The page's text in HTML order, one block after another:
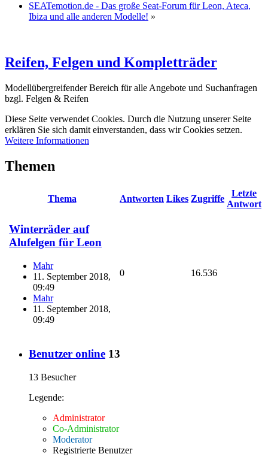
SEATemotion.de - Das große Seat-Forum für Leon, Ateca,
Ibiza und alle anderen Modelle! »
Reifen, Felgen und Kompletträder
Modellübergreifender Bereich für alle Angebote und Suchanfragen
bzgl. Felgen & Reifen
Diese Seite verwendet Cookies. Durch die Nutzung unserer Seite
erklären Sie sich damit einverstanden, dass wir Cookies setzen.
Weitere Informationen
Themen
Thema Antworten Likes Zugriffe
Letzte
Antwort
Winterräder auf
Alufelgen für Leon
Mahr
11. September 2018,
09:49
Mahr
11. September 2018,
09:49
0 16.536
Benutzer online 13
13 Besucher
Legende:
Administrator
Co-Administrator
Moderator
Registrierte Benutzer